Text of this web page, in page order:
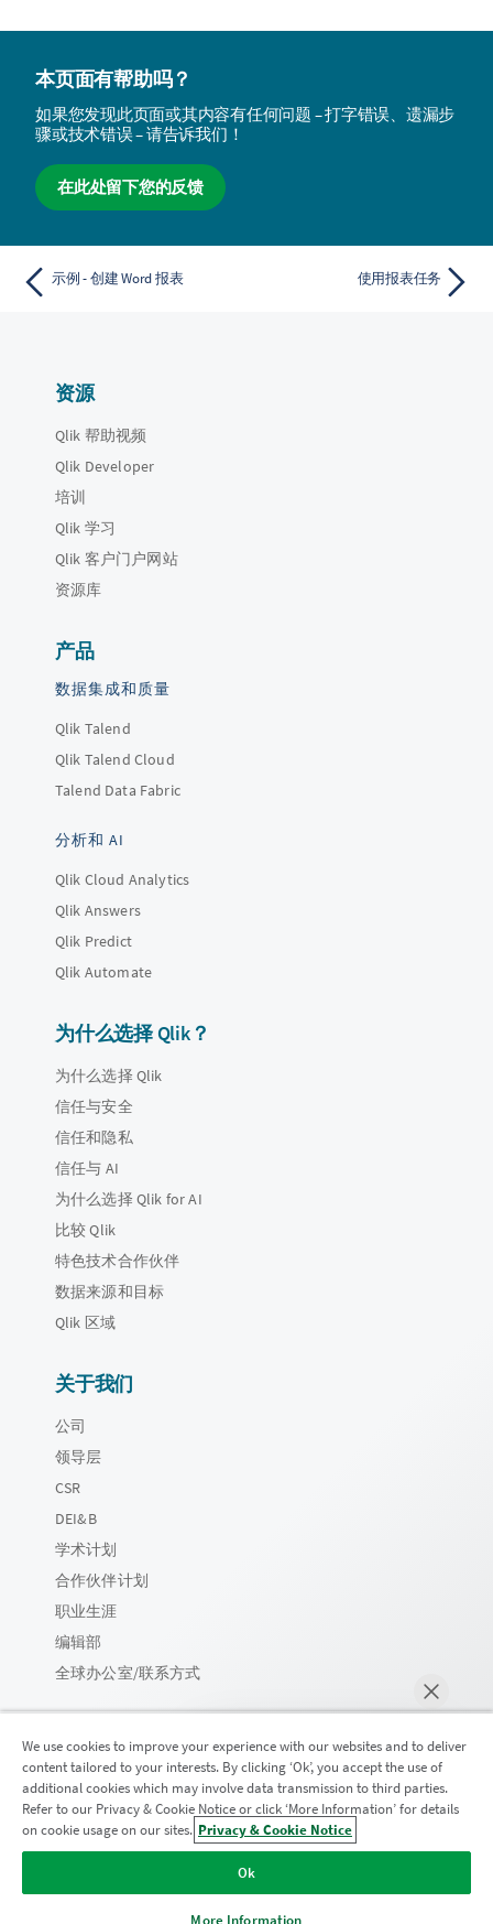
马上聊天
本页面有帮助吗？
如果您发现此页面或其内容有任何问题 – 打字错误、遗漏步
骤或技术错误 – 请告诉我们！
在此处留下您的反馈
示例 - 创建 Word 报表 使用报表任务
资源
Qlik 帮助视频
Qlik Developer
培训
Qlik 学习
Qlik 客户门户网站
资源库
产品
数据集成和质量
Qlik Talend
Qlik Talend Cloud
Talend Data Fabric
分析和 AI
Qlik Cloud Analytics
Qlik Answers
Qlik Predict
Qlik Automate
为什么选择 Qlik？
为什么选择 Qlik
信任与安全
信任和隐私
信任与 AI
为什么选择 Qlik for AI
比较 Qlik
特色技术合作伙伴
数据来源和目标
Qlik 区域
关于我们
公司
领导层
CSR
DEI&B
学术计划
合作伙伴计划
职业生涯
编辑部
全球办公室/联系方式
Qlik 社区
法律协议 产品条款 Legal Policies
法律条规
Do Not Share My Info
We use cookies to improve your experience with our websites and to deliver
content tailored to your interests. By clicking ‘Ok’, you accept the use of
additional cookies which may involve data transmission to third parties.
Refer to our Privacy & Cookie Notice or click ‘More Information’ for details
on cookie usage on our sites. Privacy & Cookie Notice
Ok
More Information